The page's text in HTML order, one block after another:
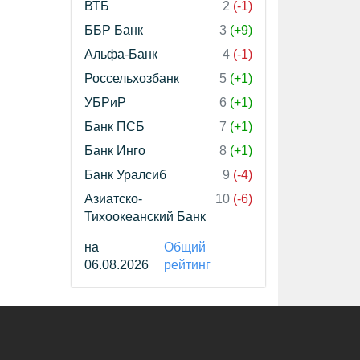
ВТБ
2 (-1)
ББР Банк
3 (+9)
Альфа-Банк
4 (-1)
Россельхозбанк
5 (+1)
УБРиР
6 (+1)
Банк ПСБ
7 (+1)
Банк Инго
8 (+1)
Банк Уралсиб
9 (-4)
Азиатско-
Тихоокеанский Банк
10 (-6)
на
06.08.2026
Общий
рейтинг